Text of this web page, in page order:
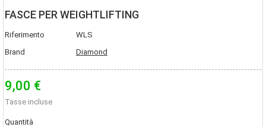
FASCE PER WEIGHTLIFTING
Riferimento
WLS
Brand
Diamond
9,00 €
Tasse incluse
Quantità